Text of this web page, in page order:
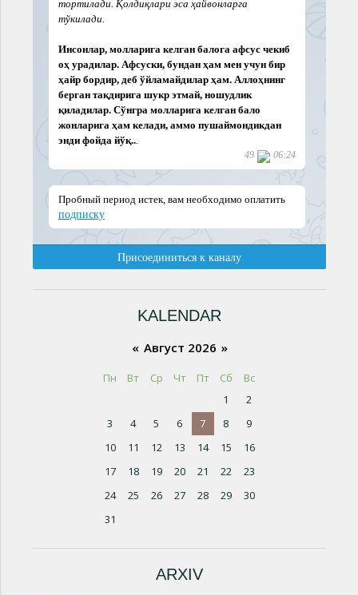
KALENDAR
« Август 2026 »
Пн Вт Ср Чт Пт Сб
Вс
1
2
3
4 5 6 7 8
9
10
11 12 13 14 15
16
17
18 19 20 21 22
23
24
25 26 27 28 29
30
31
ARXIV